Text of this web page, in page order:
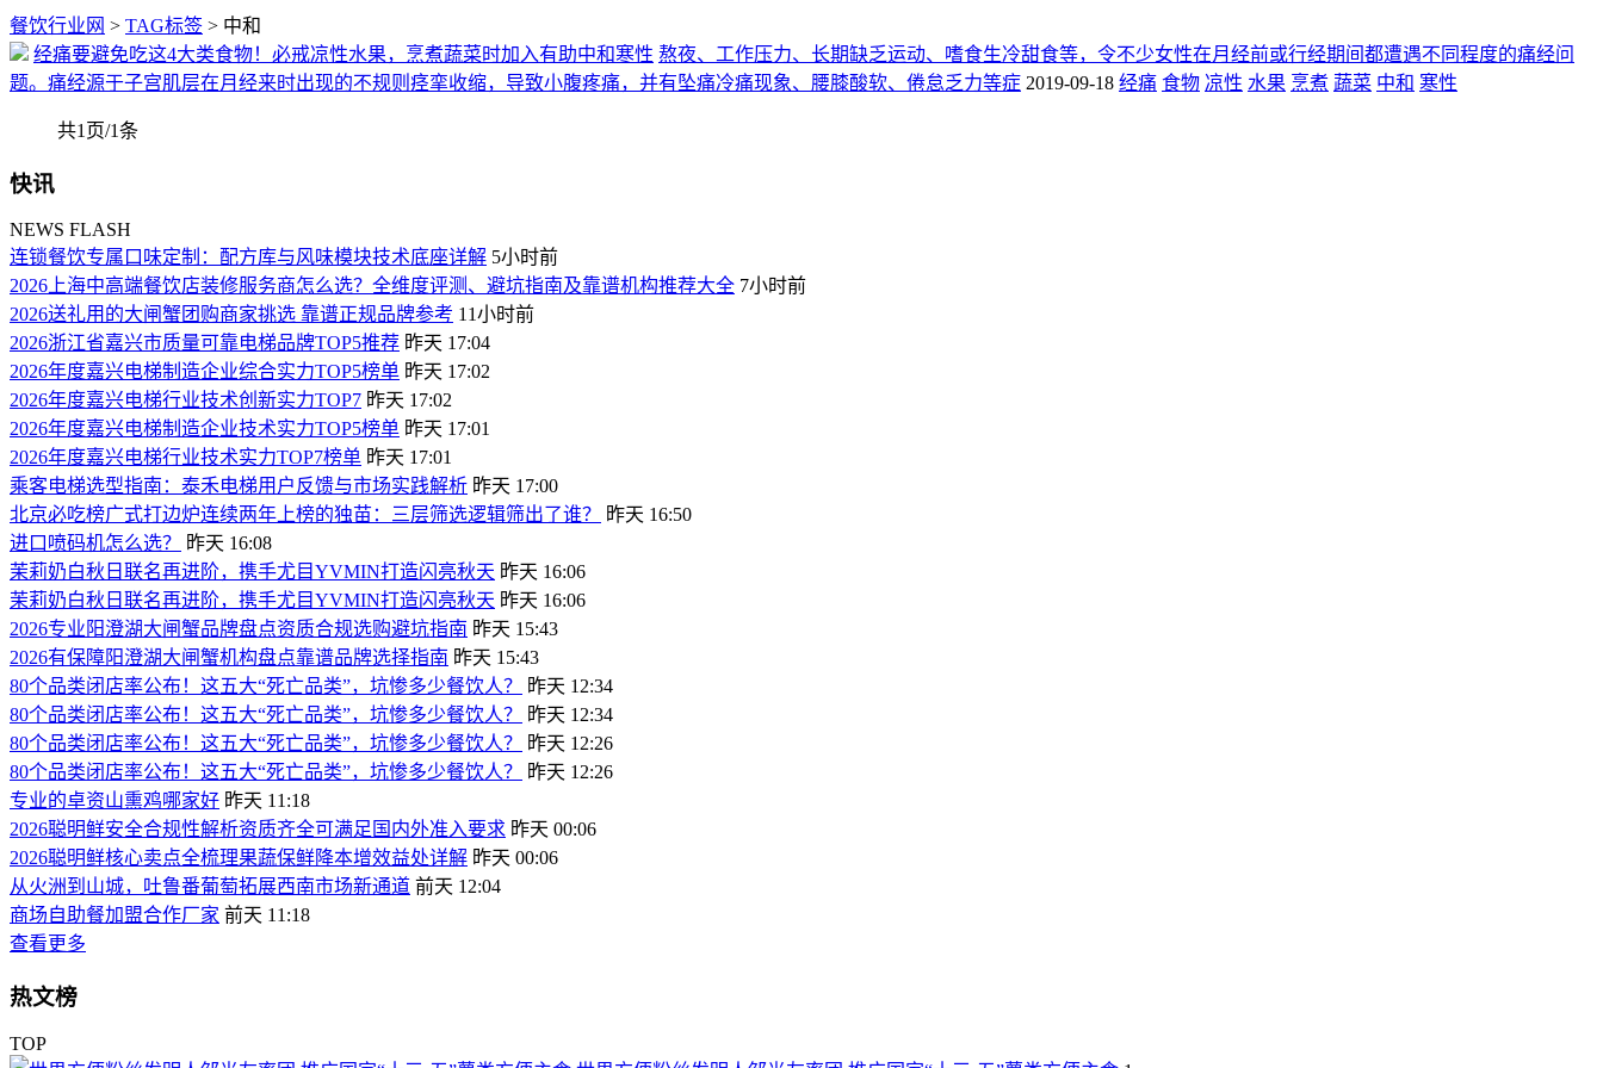
餐饮行业网 > TAG标签 > 中和
经痛要避免吃这4大类食物！必戒凉性水果，烹煮蔬菜时加入有助中和寒性 熬夜、工作压力、长期缺乏运动、嗜食生冷甜食等，令不少女性在月经前或行经期间都遭遇不同程度的痛经问
题。痛经源于子宫肌层在月经来时出现的不规则痉挛收缩，导致小腹疼痛，并有坠痛冷痛现象、腰膝酸软、倦怠乏力等症 2019-09-18 经痛 食物 凉性 水果 烹煮 蔬菜 中和 寒性
共1页/1条
快讯
NEWS FLASH
连锁餐饮专属口味定制：配方库与风味模块技术底座详解 5小时前
2026上海中高端餐饮店装修服务商怎么选？全维度评测、避坑指南及靠谱机构推荐大全 7小时前
2026送礼用的大闸蟹团购商家挑选 靠谱正规品牌参考 11小时前
2026浙江省嘉兴市质量可靠电梯品牌TOP5推荐 昨天 17:04
2026年度嘉兴电梯制造企业综合实力TOP5榜单 昨天 17:02
2026年度嘉兴电梯行业技术创新实力TOP7 昨天 17:02
2026年度嘉兴电梯制造企业技术实力TOP5榜单 昨天 17:01
2026年度嘉兴电梯行业技术实力TOP7榜单 昨天 17:01
乘客电梯选型指南：泰禾电梯用户反馈与市场实践解析 昨天 17:00
北京必吃榜广式打边炉连续两年上榜的独苗：三层筛选逻辑筛出了谁？
昨天 16:50
进口喷码机怎么选？
昨天 16:08
茉莉奶白秋日联名再进阶，携手尤目YVMIN打造闪亮秋天 昨天 16:06
茉莉奶白秋日联名再进阶，携手尤目YVMIN打造闪亮秋天 昨天 16:06
2026专业阳澄湖大闸蟹品牌盘点资质合规选购避坑指南 昨天 15:43
2026有保障阳澄湖大闸蟹机构盘点靠谱品牌选择指南 昨天 15:43
80个品类闭店率公布！这五大“死亡品类”，坑惨多少餐饮人？
昨天 12:34
80个品类闭店率公布！这五大“死亡品类”，坑惨多少餐饮人？
昨天 12:34
80个品类闭店率公布！这五大“死亡品类”，坑惨多少餐饮人？
昨天 12:26
80个品类闭店率公布！这五大“死亡品类”，坑惨多少餐饮人？
昨天 12:26
专业的卓资山熏鸡哪家好 昨天 11:18
2026聪明鲜安全合规性解析资质齐全可满足国内外准入要求 昨天 00:06
2026聪明鲜核心卖点全梳理果蔬保鲜降本增效益处详解 昨天 00:06
从火洲到山城，吐鲁番葡萄拓展西南市场新通道 前天 12:04
商场自助餐加盟合作厂家 前天 11:18
查看更多
热文榜
TOP